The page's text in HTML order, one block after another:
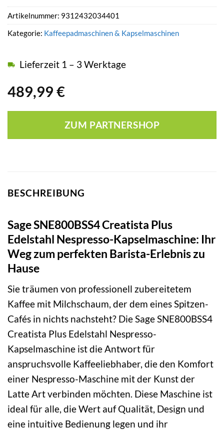
489,99 €
Lieferzeit 1 – 3 Werktage
ZUM PARTNERSHOP
Artikelnummer: 9312432034401
Kategorie: Kaffeepadmaschinen & Kapselmaschinen
BESCHREIBUNG
Sage SNE800BSS4 Creatista Plus
Edelstahl Nespresso-Kapselmaschine: Ihr
Weg zum perfekten Barista-Erlebnis zu
Hause
Sie träumen von professionell zubereitetem
Kaffee mit Milchschaum, der dem eines Spitzen-
Cafés in nichts nachsteht? Die Sage SNE800BSS4
Creatista Plus Edelstahl Nespresso-
Kapselmaschine ist die Antwort für
anspruchsvolle Kaffeeliebhaber, die den Komfort
einer Nespresso-Maschine mit der Kunst der
Latte Art verbinden möchten. Diese Maschine ist
ideal für alle, die Wert auf Qualität, Design und
eine intuitive Bedienung legen und ihr